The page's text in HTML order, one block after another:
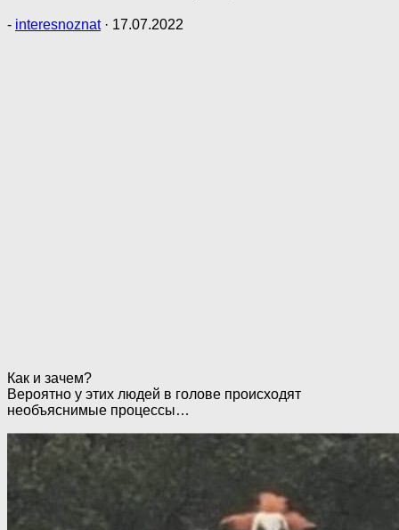
- interesnoznat · 17.07.2022
Как и зачем?
Вероятно у этих людей в голове происходят
необъяснимые процессы…